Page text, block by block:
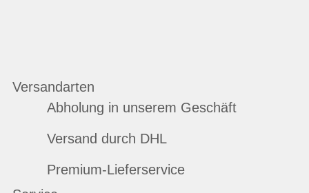
Versandarten
Abholung in unserem Geschäft
Versand durch DHL
Premium-Lieferservice